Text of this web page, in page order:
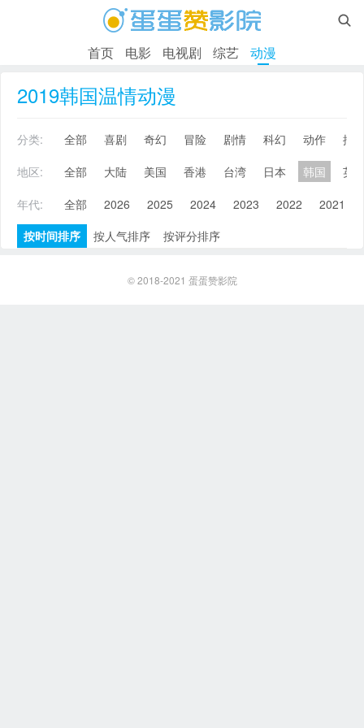

首页 电影 电视剧 综艺 动漫
2019韩国温情动漫
分类: 全部 喜剧 奇幻 冒险 剧情 科幻 动作
搞
地区:
全部 大陆 美国 香港 台湾 日本 韩国
英
年代:
全部 2026 2025 2024 2023 2022 2021
按时间排序
按人气排序 按评分排序
© 2018-2021 蛋蛋赞影院